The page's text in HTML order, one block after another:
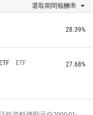
選取期間報酬率
28.39%
ETF 27.68%